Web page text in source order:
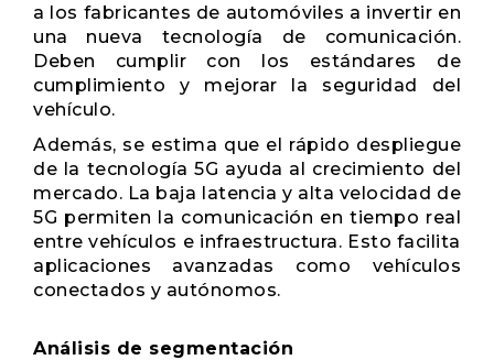
a los fabricantes de automóviles a invertir en
una nueva tecnología de comunicación.
Deben cumplir con los estándares de
cumplimiento y mejorar la seguridad del
vehículo.
Además, se estima que el rápido despliegue
de la tecnología 5G ayuda al crecimiento del
mercado. La baja latencia y alta velocidad de
5G permiten la comunicación en tiempo real
entre vehículos e infraestructura. Esto facilita
aplicaciones avanzadas como vehículos
conectados y autónomos.
Análisis de segmentación